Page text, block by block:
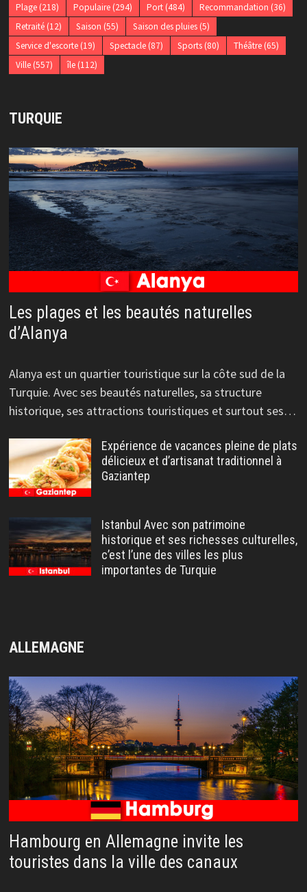
Plage(218) Populaire(294) Port(484) Recommandation (36)
Retraité(12) Saison (55) Saison des pluies(5)
Service d'escorte(19) Spectacle(87) Sports(80) Théâtre(65)
Ville(557) île(112)
TURQUIE
Les plages et les beautés naturelles
d’Alanya
Alanya est un quartier touristique sur la côte sud de la
Turquie. Avec ses beautés naturelles, sa structure
historique, ses attractions touristiques et surtout ses…
Expérience de vacances pleine de plats
délicieux et d’artisanat traditionnel à
Gaziantep
Istanbul Avec son patrimoine
historique et ses richesses culturelles,
c’est l’une des villes les plus
importantes de Turquie
ALLEMAGNE
Hambourg en Allemagne invite les
touristes dans la ville des canaux